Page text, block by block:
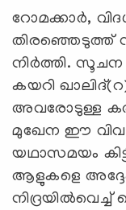
റോമക്കാര്‍,
തിരഞ്ഞെടുത്ത്
നിര്‍ത്തി. സൂചന
കയറി
അവരോടുള്ള
മുഖേന ഈ
യഥാസമയം
ആളുകളെ